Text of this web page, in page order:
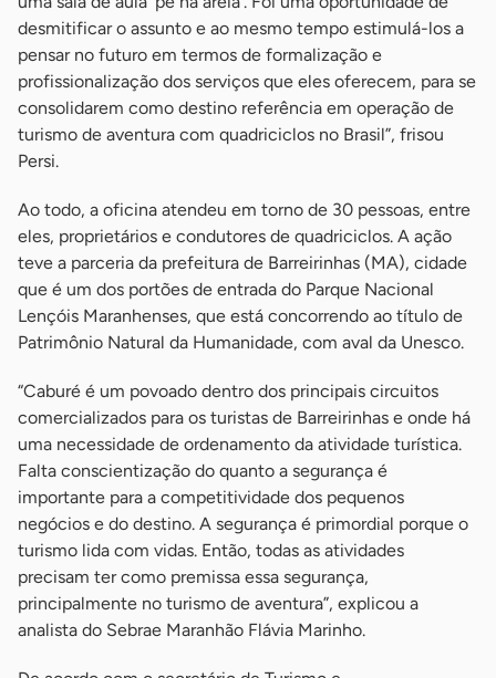
desmitificar o assunto e ao mesmo tempo estimulá-los a
pensar no futuro em termos de formalização e
profissionalização dos serviços que eles oferecem, para se
consolidarem como destino referência em operação de
turismo de aventura com quadriciclos no Brasil”, frisou
Persi.
Ao todo, a oficina atendeu em torno de 30 pessoas, entre
eles, proprietários e condutores de quadriciclos. A ação
teve a parceria da prefeitura de Barreirinhas (MA), cidade
que é um dos portões de entrada do Parque Nacional
Lençóis Maranhenses, que está concorrendo ao título de
Patrimônio Natural da Humanidade, com aval da Unesco.
“Caburé é um povoado dentro dos principais circuitos
comercializados para os turistas de Barreirinhas e onde há
uma necessidade de ordenamento da atividade turística.
Falta conscientização do quanto a segurança é
importante para a competitividade dos pequenos
negócios e do destino. A segurança é primordial porque o
turismo lida com vidas. Então, todas as atividades
precisam ter como premissa essa segurança,
principalmente no turismo de aventura”, explicou a
analista do Sebrae Maranhão Flávia Marinho.